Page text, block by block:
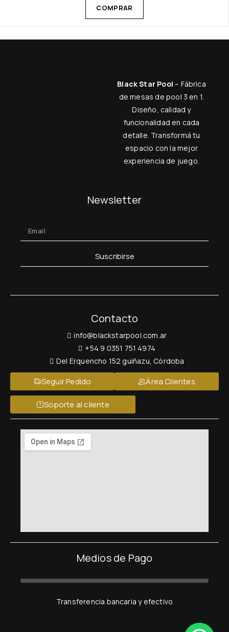
COMPRAR
Black Star Pool – Fábrica
de mesas de pool 3 en 1.
Diseño, calidad y
funcionalidad en cada
detalle. Transformá tu
espacio con la mejor
experiencia de juego.
Newsletter
Suscribirse
Contacto
info@blackstarpool.com.ar
+54 9 0351 751 4974
Del Erquencho 152 guiñazu, Córdoba
Seguir Pedido Área Clientes
Soporte al cliente
Medios de Pago
Transferencia bancaria y efectivo